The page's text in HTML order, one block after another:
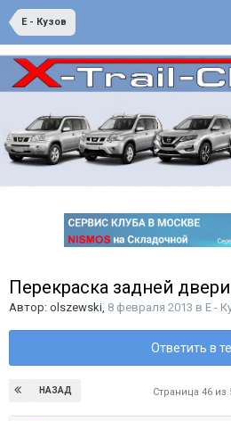
E - Кузов
Перекраска задней
Автор: olszewski 8 февраля 2013 в E -
Ответить в
НАЗАД Страница 46 из